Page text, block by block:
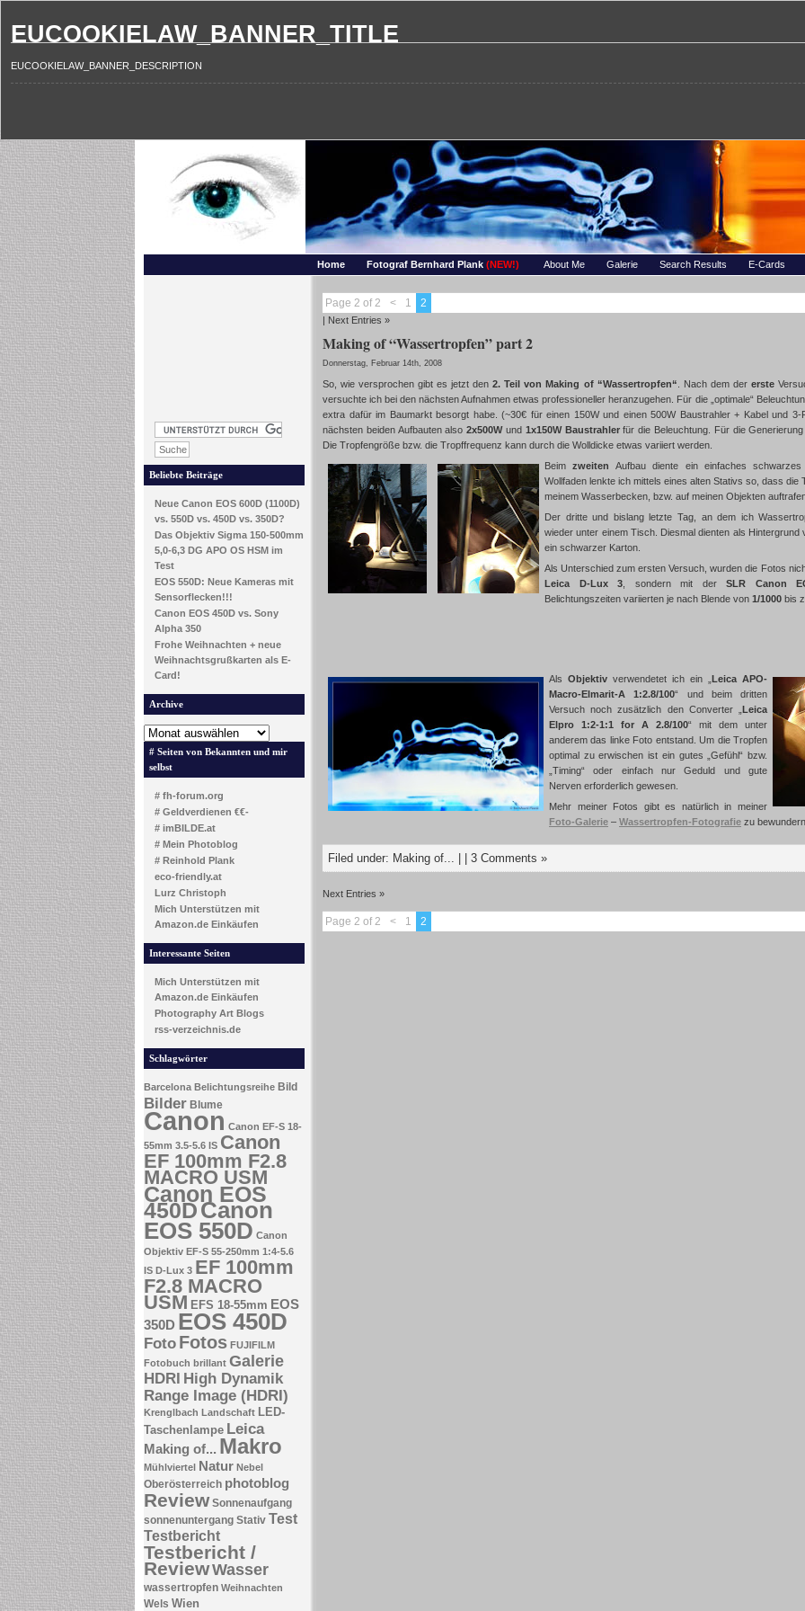
EUCOOKIELAW_BANNER_TITLE
EUCOOKIELAW_BANNER_DESCRIPTION
Home Fotograf Bernhard Plank (NEW!) About Me Galerie Search Results E-Cards
Beliebte Beiträge
Neue Canon EOS 600D (1100D)
vs. 550D vs. 450D vs. 350D?
Das Objektiv Sigma 150-500mm
5,0-6,3 DG APO OS HSM im
Test
EOS 550D: Neue Kameras mit
Sensorflecken!!!
Canon EOS 450D vs. Sony
Alpha 350
Frohe Weihnachten + neue
Weihnachtsgrußkarten als E-
Card!
Archive
# Seiten von Bekannten und mir
selbst
# fh-forum.org
# Geldverdienen €€-
# imBILDE.at
# Mein Photoblog
# Reinhold Plank
eco-friendly.at
Lurz Christoph
Mich Unterstützen mit
Amazon.de Einkäufen
Interessante Seiten
Mich Unterstützen mit
Amazon.de Einkäufen
Photography Art Blogs
rss-verzeichnis.de
Schlagwörter
Barcelona Belichtungsreihe Bild
Bilder Blume
Canon Canon EF-S 18-
55mm 3.5-5.6 IS Canon
EF 100mm F2.8
MACRO USM
Canon EOS
450DCanon
EOS 550D Canon
Objektiv EF-S 55-250mm 1:4-5.6
IS D-Lux 3 EF 100mm
F2.8 MACRO
USM EFS 18-55mm EOS
350D EOS 450D
Foto Fotos FUJIFILM
Fotobuch brillant Galerie
HDRI High Dynamik
Range Image (HDRI)
Krenglbach Landschaft LED-
Taschenlampe Leica
Making of... Makro
Mühlviertel Natur Nebel
Oberösterreich photoblog
Review Sonnenaufgang
sonnenuntergang Stativ Test
Testbericht
Testbericht /
ReviewWasser
wassertropfen Weihnachten
Wels Wien
Page 2 of 2 < 1 2
| Next Entries »
Making of “Wassertropfen” part 2
Donnerstag, Februar 14th, 2008
So, wie versprochen gibt es jetzt den2. Teil von Making of “Wassertropfen“ . Nach dem der erste
versuchte ich bei den nächsten Aufnahmen etwas professioneller heranzugehen. Für die „optimale“
extra dafür im Baumarkt besorgt habe. (~30€ für einen 150W und einen 500W Baustrahler + Kabel und
nächsten beiden Aufbauten also2x500Wund 1x150W Baustrahlerfür die Beleuchtung. Für die
Die Tropfengröße bzw. die Tropffrequenz kann durch die Wolldicke etwas variiert werden.
Beimzweiten
Aufbau diente ein einfaches
Wollfaden lenkte ich mittels eines alten Stativs so, dass die
meinem Wasserbecken, bzw. auf meinen Objekten
Der dritte und bislang letzte Tag, an dem ich
wieder unter einem Tisch. Diesmal dienten als Hintergrund
ein schwarzer Karton.
Als Unterschied zum ersten Versuch, wurden die Fotos
Leica D-Lux 3 , sondern mit derSLR Canon
Belichtungszeiten variierten je nach Blende von 1/1000 bis
Als Objektiv verwendetet ich ein „ Leica APO-
Macro-Elmarit-A 1:2.8/100“ und beim dritten
Versuch noch zusätzlich den Converter „ Leica
Elpro 1:2-1:1 for A 2.8/100“ mit dem unter
anderem das linke Foto entstand. Um die Tropfen
optimal zu erwischen ist ein gutes „Gefühl“ bzw.
„Timing“ oder einfach nur Geduld und gute
Nerven erforderlich gewesen.
Mehr meiner Fotos gibt es natürlich in meiner
Foto-Galerie – Wassertropfen-Fotografie zu
Filed under: Making of... 3 Comments »
Next Entries »
Page 2 of 2 < 1 2